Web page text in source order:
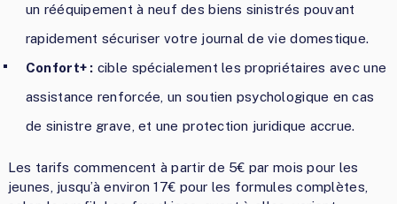
un rééquipement à neuf des biens sinistrés pouvant
rapidement sécuriser votre journal de vie domestique.
Confort+ : cible spécialement les propriétaires avec une
assistance renforcée, un soutien psychologique en cas
de sinistre grave, et une protection juridique accrue.
Les tarifs commencent à partir de 5€ par mois pour les
jeunes, jusqu’à environ 17€ pour les formules complètes,